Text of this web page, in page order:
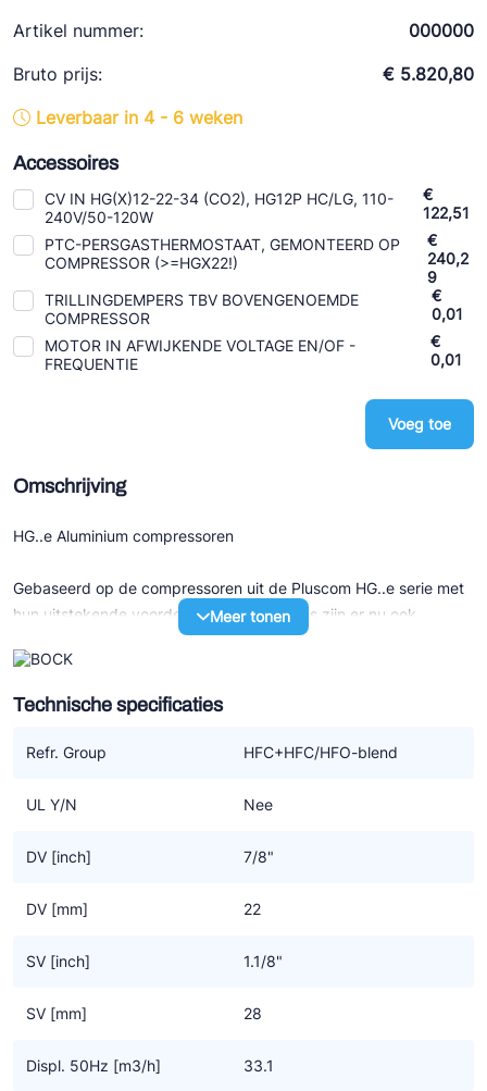
Artikel nummer:
000000
Bruto prijs:
€ 5.820,80
Leverbaar in 4 - 6 weken
Accessoires
CV IN HG(X)12-22-34 (CO2), HG12P HC/LG, 110-
240V/50-120W
€
122,51
PTC-PERSGASTHERMOSTAAT, GEMONTEERD OP
COMPRESSOR (>=HGX22!)
€
240,2
9
TRILLINGDEMPERS TBV BOVENGENOEMDE
COMPRESSOR
€
0,01
MOTOR IN AFWIJKENDE VOLTAGE EN/OF -
FREQUENTIE
€
0,01
Voeg toe
Omschrijving
HG..e Aluminium compressoren
Gebaseerd op de compressoren uit de Pluscom HG..e serie met
hun uitstekende voordelen en specificaties zijn er nu ook
lichtgewicht modellen beschikbaar. Deze zijn volledig uit
aluminium opgetrokken voor een nog efficiënter gebruik in de
wereld van transport.
Specificaties
compressoren
- Efficiency en betrouwbaarheid van het hoogste niveau
motor
- Elektronische motor bescherming
gasstroom en kleppensysteem
totale hoogte
Meer tonen
Technische specificaties
Refr. Group HFC+HFC/HFO-blend
UL Y/N Nee
DV [inch] 7/8"
DV [mm] 22
SV [inch] 1.1/8"
SV [mm] 28
Displ. 50Hz [m3/h] 33.1